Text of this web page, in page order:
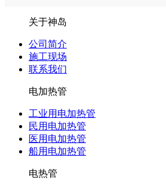
关于神岛
公司简介
施工现场
联系我们
电加热管
工业用电加热管
民用电加热管
医用电加热管
船用电加热管
电热管